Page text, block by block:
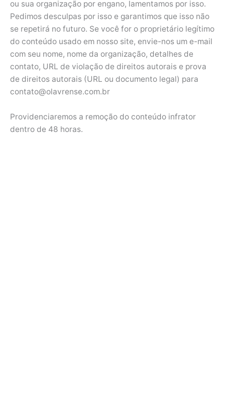
ou sua organização por engano, lamentamos por isso.
Pedimos desculpas por isso e garantimos que isso não
se repetirá no futuro. Se você for o proprietário legítimo
do conteúdo usado em nosso site, envie-nos um e-mail
com seu nome, nome da organização, detalhes de
contato, URL de violação de direitos autorais e prova
de direitos autorais (URL ou documento legal) para
contato@olavrense.com.br
Providenciaremos a remoção do conteúdo infrator
dentro de 48 horas.